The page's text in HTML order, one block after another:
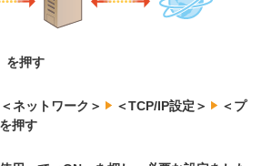
を押す
＜ネットワーク＞ ＜TCP/IP設定＞
＜プ
押す